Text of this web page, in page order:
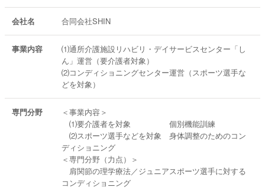
2006-2013
第二高校野球部
益城中央野球クラブ
1998—2008
熊本県テニス選手団（少年）・熊本県アイスホッケー選手団（成年）
◎本国体・九州ブロック国体同行
5．講師・講演履歴
【理学療法士養成校】
医療法人財団聖十字会西日本リハビリテーション学院理学療法学科
＜整形外科理学療法学・脳卒中理学療法学・運動療法Ⅱ・機能障害学
会社名 合同会社SHIN
事業内容
⑴通所介護施設リハビリ・デイサービスセンター「し
ん」運営（要介護者対象）
⑵コンディショニングセンター運営（スポーツ選手な
どを対象）
専門分野
＜事業内容＞
⑴要介護者を対象 個別機能訓練
⑵スポーツ選手などを対象 身体調整のためのコン
ディショニング
＜専門分野（力点）＞
肩関節の理学療法／ジュニアスポーツ選手に対する
コンディショニング